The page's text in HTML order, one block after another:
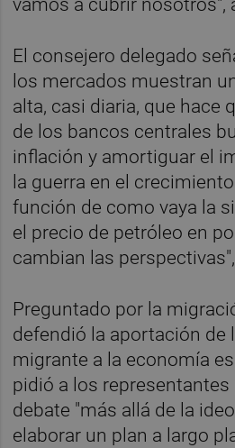
El consejero delegado
los mercados muestran
alta, casi diaria, que hace
de los bancos centrales
inflación y amortiguar el
la guerra en el
función de como vaya la
el precio de petróleo en
cambian las
Preguntado por la
defendió la aportación de
migrante a la economía
pidió a los
debate "más allá de la
elaborar un plan a largo